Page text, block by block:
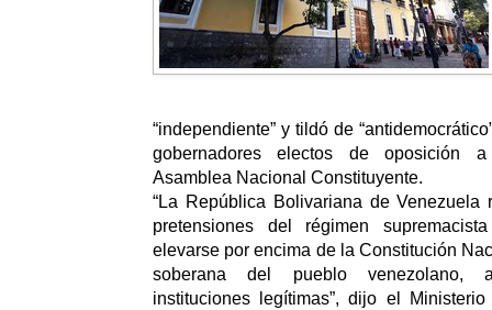
“independiente” y tildó de
gobernadores electos de oposición
Asamblea Nacional Constituyente.
“La República Bolivariana de Venezuela
pretensiones del régimen
elevarse por encima de la Constitución
soberana del pueblo venezolano,
instituciones legítimas”, dijo el